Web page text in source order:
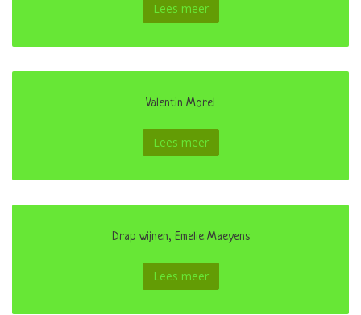
Lees meer
Valentin Morel
Lees meer
Drap wijnen, Emelie Maeyens
Lees meer